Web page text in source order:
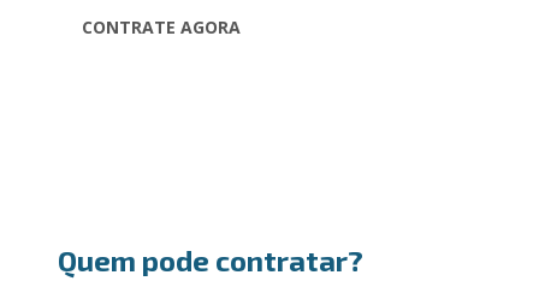
CONTRATE AGORA
Quem pode contratar?